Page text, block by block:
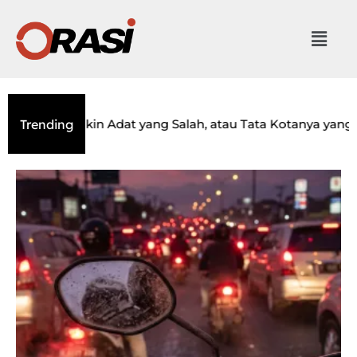
Trending
Yakin Adat yang Salah, atau Tata Kotanya yang